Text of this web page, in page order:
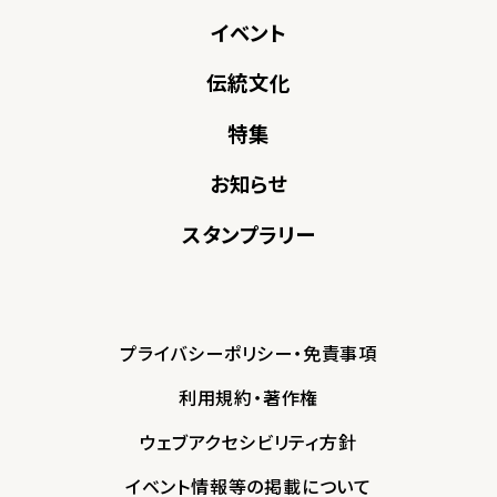
イベント
伝統文化
特集
お知らせ
スタンプラリー
プライバシーポリシー・免責事項
利用規約・著作権
ウェブアクセシビリティ方針
イベント情報等の掲載について